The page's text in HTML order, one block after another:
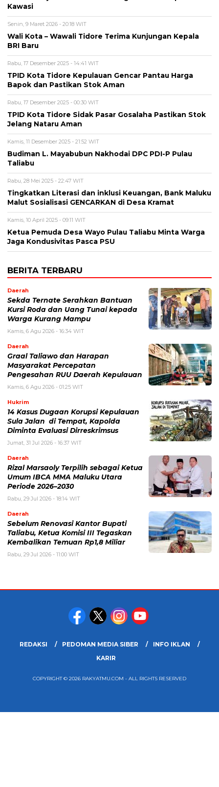
Kawasi
Senin, 9 Maret 2026 - 20:18 WIT
Wali Kota – Wawali Tidore Terima Kunjungan Kepala
BRI Baru
Rabu, 17 Desember 2025 - 14:41 WIT
TPID Kota Tidore Kepulauan Gencar Pantau Harga
Bapok dan Pastikan Stok Aman
Rabu, 17 Desember 2025 - 00:30 WIT
TPID Kota Tidore Sidak Pasar Gosalaha Pastikan Stok
Jelang Nataru Aman
Kamis, 11 Desember 2025 - 21:52 WIT
Budiman L. Mayabubun Nakhodai DPC PDI-P Pulau
Taliabu
Rabu, 28 Mei 2025 - 22:47 WIT
Tingkatkan Literasi dan inklusi Keuangan, Bank Maluku
Malut Sosialisasi GENCARKAN di Desa Kramat
Kamis, 10 April 2025 - 09:11 WIT
Ketua Pemuda Desa Wayo Pulau Taliabu Minta Warga
Jaga Kondusivitas Pasca PSU
BERITA TERBARU
Daerah
Sekda Ternate Serahkan Bantuan
Kursi Roda dan Uang Tunai kepada
Warga Kurang Mampu
Kamis, 6 Agu 2026 - 16:34 WIT
Daerah
Graal Taliawo dan Harapan
Masyarakat Percepatan
Pengesahan RUU Daerah Kepulauan
Kamis, 6 Agu 2026 - 01:25 WIT
Hukrim
14 Kasus Dugaan Korupsi Kepulauan
Sula Jalan di Tempat, Kapolda
Diminta Evaluasi Dirreskrimsus
Jumat, 31 Jul 2026 - 16:37 WIT
Daerah
Rizal Marsaoly Terpilih sebagai Ketua
Umum IBCA MMA Maluku Utara
Periode 2026–2030
Rabu, 29 Jul 2026 - 18:14 WIT
Daerah
Sebelum Renovasi Kantor Bupati
Taliabu, Ketua Komisi III Tegaskan
Kembalikan Temuan Rp1,8 Miliar
Rabu, 29 Jul 2026 - 11:00 WIT
REDAKSI PEDOMAN MEDIA SIBER
INFO IKLAN
KARIR
COPYRIGHT © 2026 RAKYATMU.COM - ALL RIGHTS RESERVED